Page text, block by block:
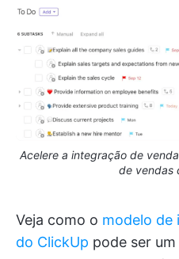
Acelere a integração de
de vendas
Veja como o modelo de
do ClickUp pode ser